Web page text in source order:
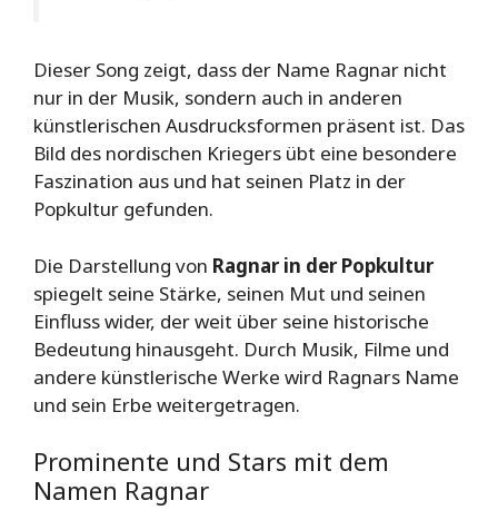
Dieser Song zeigt, dass der Name Ragnar nicht
nur in der Musik, sondern auch in anderen
künstlerischen Ausdrucksformen präsent ist. Das
Bild des nordischen Kriegers übt eine besondere
Faszination aus und hat seinen Platz in der
Popkultur gefunden.
Die Darstellung von Ragnar in der Popkultur
spiegelt seine Stärke, seinen Mut und seinen
Einfluss wider, der weit über seine historische
Bedeutung hinausgeht. Durch Musik, Filme und
andere künstlerische Werke wird Ragnars Name
und sein Erbe weitergetragen.
Prominente und Stars mit dem
Namen Ragnar